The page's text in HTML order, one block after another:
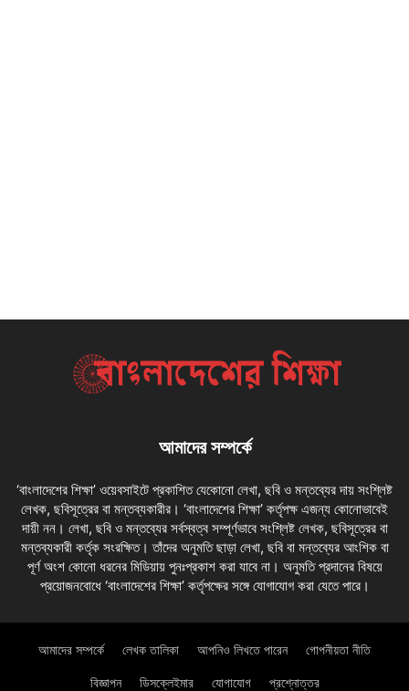
আমাদের সম্পর্কে
‘বাংলাদেশের শিক্ষা’ ওয়েবসাইটে প্রকাশিত যেকোনো লেখা, ছবি ও মন্তব্যের দায় সংশ্লিষ্ট
লেখক, ছবিসূত্রের বা মন্তব্যকারীর। ‘বাংলাদেশের শিক্ষা’ কর্তৃপক্ষ এজন্য কোনোভাবেই
দায়ী নন। লেখা, ছবি ও মন্তব্যের সর্বস্বত্ব সম্পূর্ণভাবে সংশ্লিষ্ট লেখক, ছবিসূত্রের বা
মন্তব্যকারী কর্তৃক সংরক্ষিত। তাঁদের অনুমতি ছাড়া লেখা, ছবি বা মন্তব্যের আংশিক বা
পূর্ণ অংশ কোনো ধরনের মিডিয়ায় পুনঃপ্রকাশ করা যাবে না। অনুমতি প্রদানের বিষয়ে
প্রয়োজনবোধে ‘বাংলাদেশের শিক্ষা’ কর্তৃপক্ষের সঙ্গে যোগাযোগ করা যেতে পারে।
আমাদের সম্পর্কে লেখক তালিকা আপনিও লিখতে পারেন গোপনীয়তা নীতি
বিজ্ঞাপন ডিসক্লেইমার যোগাযোগ প্রশ্নোত্তর